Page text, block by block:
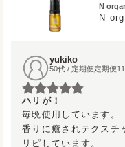
N
N
yukiko
50代 / 定期便定期便
ハリが！
毎晩使用しています。
香りに癒されテクスチ
リピしています。